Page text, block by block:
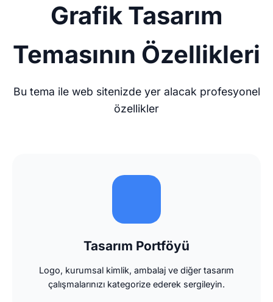
Grafik Tasarım
Temasının Özellikleri
Bu tema ile web sitenizde yer alacak profesyonel
özellikler
Tasarım Portföyü
Logo, kurumsal kimlik, ambalaj ve diğer tasarım
çalışmalarınızı kategorize ederek sergileyin.